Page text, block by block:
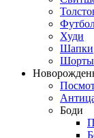
Худи
Шапки
Шорты
Боди